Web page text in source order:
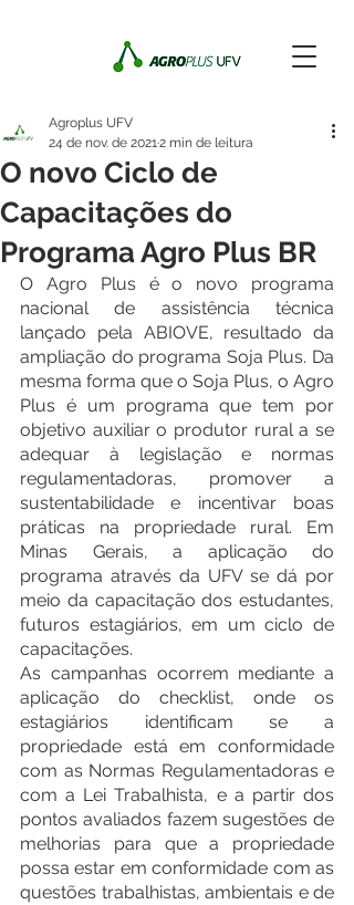
O novo Ciclo de
Capacitações do
Programa Agro Plus BR
Agroplus UFV
24 de nov. de 20212 min de leitura
O Agro Plus é o novo programa
nacional de assistência técnica
lançado pela ABIOVE, resultado da
ampliação do programa Soja Plus. Da
mesma forma que o Soja Plus, o Agro
Plus é um programa que tem por
objetivo auxiliar o produtor rural a se
adequar à legislação e normas
regulamentadoras, promover a
sustentabilidade e incentivar boas
práticas na propriedade rural. Em
Minas Gerais, a aplicação do
programa através da UFV se dá por
meio da capacitação dos estudantes,
futuros estagiários, em um ciclo de
capacitações.
As campanhas ocorrem mediante a
aplicação do checklist, onde os
estagiários identificam se a
propriedade está em conformidade
com as Normas Regulamentadoras e
com a Lei Trabalhista, e a partir dos
pontos avaliados fazem sugestões de
melhorias para que a propriedade
possa estar em conformidade com as
questões trabalhistas, ambientais e de